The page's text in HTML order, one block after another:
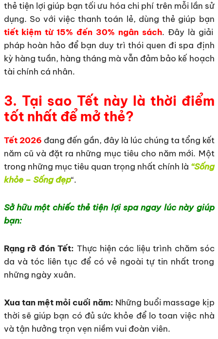
thẻ tiện lợi giúp bạn tối ưu hóa chi phí trên mỗi lần sử
dụng. So với việc thanh toán lẻ, dùng thẻ giúp bạn
tiết kiệm từ 15% đến 30% ngân sách. Đây là giải
pháp hoàn hảo để bạn duy trì thói quen đi spa định
kỳ hàng tuần, hàng tháng mà vẫn đảm bảo kế hoạch
tài chính cá nhân.
3. Tại sao Tết này là thời điểm
tốt nhất để mở thẻ?
Tết 2026 đang đến gần, đây là lúc chúng ta tổng kết
năm cũ và đặt ra những mục tiêu cho năm mới. Một
trong những mục tiêu quan trọng nhất chính là “Sống
khỏe – Sống đẹp“.
Sở hữu một chiếc thẻ tiện lợi spa ngay lúc này giúp
bạn:
Rạng rỡ đón Tết: Thực hiện các liệu trình chăm sóc
da và tóc liên tục để có vẻ ngoài tự tin nhất trong
những ngày xuân.
Xua tan mệt mỏi cuối năm: Những buổi massage kịp
thời sẽ giúp bạn có đủ sức khỏe để lo toan việc nhà
và tận hưởng trọn vẹn niềm vui đoàn viên.